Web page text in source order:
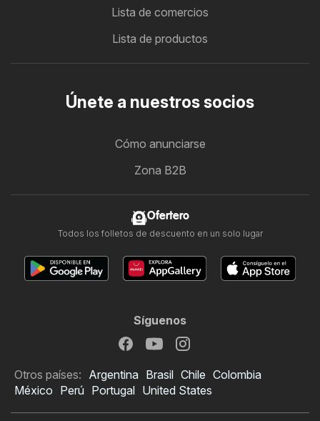
Lista de comercios
Lista de productos
Únete a nuestros socios
Cómo anunciarse
Zona B2B
Ofertero
Todos los folletos de descuento en un solo lugar
Síguenos
Otros países: Argentina Brasil Chile Colombia
México Perú Portugal United States